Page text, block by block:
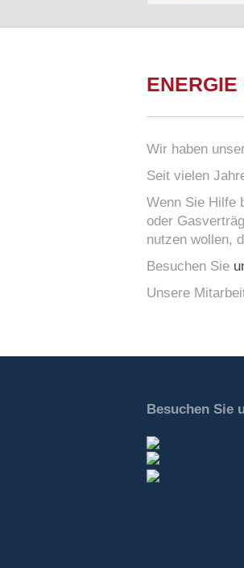
ENERGIE
Wir haben
Seit vielen
Wenn Sie Hilfe
oder
nutzen wollen,
Besuchen Sie
Unsere
Besuchen Sie